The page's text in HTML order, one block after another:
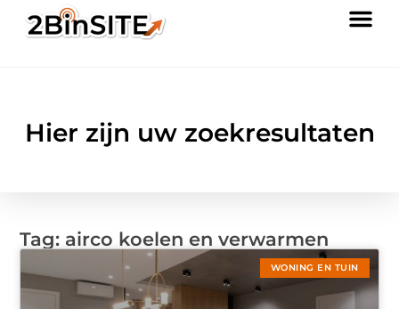
Hier zijn uw zoekresultaten
Tag: airco koelen en verwarmen
WONING EN TUIN